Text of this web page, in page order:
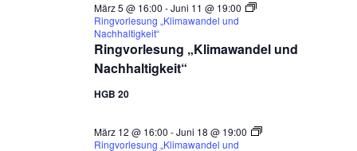
Ringvorlesung „Klimawandel und
Nachhaltigkeit“
März 5 @ 16:00 -Juni 11 @ 19:00
Ringvorlesung „Klimawandel und
Nachhaltigkeit“
HGB 20
März 12 @ 16:00 -Juni 18 @ 19:00
Ringvorlesung „Klimawandel und